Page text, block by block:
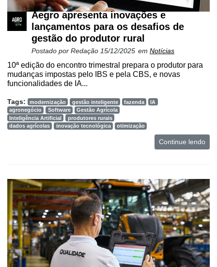
Aegro apresenta inovações e
lançamentos para os desafios de
gestão do produtor rural
Postado por Redação 15/12/2025 em Notícias
10ª edição do encontro trimestral prepara o produtor para
mudanças impostas pelo IBS e pela CBS, e novas
funcionalidades de IA...
Tags: modernização gestão inteligente fazenda
IA
agronegócio
Software
Gestão Agrícola
Inteligência Artificial
produtores rurais
dados agrícolas
inovação tecnológica otimização
Continue lendo